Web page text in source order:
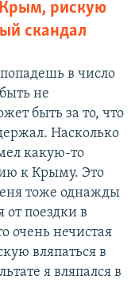
Крым, рискую
скандал
в число
не
быть за то, что
Насколько
какую-то
к Крыму. Это
тоже однажды
от поездки в
очень нечистая
вляпаться в
я вляпался в